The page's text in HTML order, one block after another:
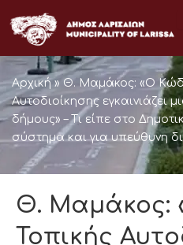
στο
περιεχόμενο
Αρχική » Θ. Μαμάκος: «Ο
Αυτοδιοίκησης εγκαινιάζει
δήμους» – Τι είπε στο
σύστημα και για υπεύθυνη
Θ. Μαμάκος:
Τοπικής